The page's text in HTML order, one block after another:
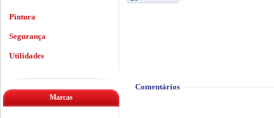
Comentários
Pintura
Segurança
Utilidades
Marcas